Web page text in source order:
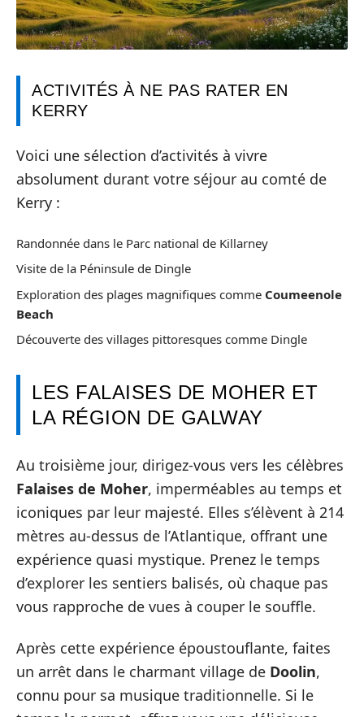
ACTIVITÉS À NE PAS RATER EN
KERRY
Voici une sélection d’activités à vivre
absolument durant votre séjour au comté de
Kerry :
Randonnée dans le Parc national de Killarney
Visite de la Péninsule de Dingle
Exploration des plages magnifiques comme Coumeenole
Beach
Découverte des villages pittoresques comme Dingle
LES FALAISES DE MOHER ET
LA RÉGION DE GALWAY
Au troisième jour, dirigez-vous vers les célèbres
Falaises de Moher, imperméables au temps et
iconiques par leur majesté. Elles s’élèvent à 214
mètres au-dessus de l’Atlantique, offrant une
expérience quasi mystique. Prenez le temps
d’explorer les sentiers balisés, où chaque pas
vous rapproche de vues à couper le souffle.
Après cette expérience époustouflante, faites
un arrêt dans le charmant village de Doolin,
connu pour sa musique traditionnelle. Si le